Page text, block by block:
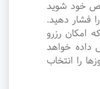
خود شوید
فشار دهید.
امکان رزرو
داده خواهد
را انتخاب